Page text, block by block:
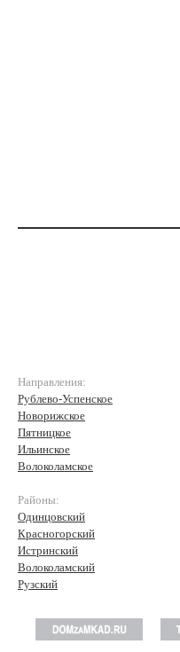
Направления:
Рублево-Успенское
Новорижское
Пятницкое
Ильинское
Волоколамское
Районы:
Одинцовский
Красногорский
Истринский
Волоколамский
Рузский